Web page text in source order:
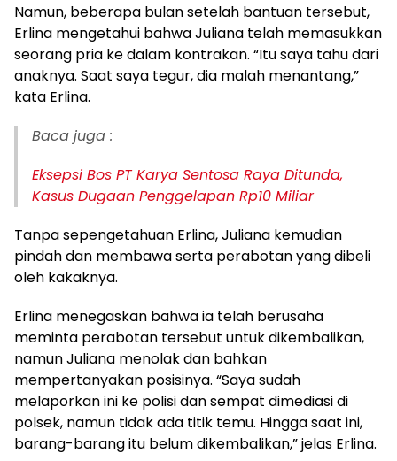
Namun, beberapa bulan setelah bantuan tersebut,
Erlina mengetahui bahwa Juliana telah memasukkan
seorang pria ke dalam kontrakan. “Itu saya tahu dari
anaknya. Saat saya tegur, dia malah menantang,”
kata Erlina.
Baca juga :
Eksepsi Bos PT Karya Sentosa Raya Ditunda,
Kasus Dugaan Penggelapan Rp10 Miliar
Tanpa sepengetahuan Erlina, Juliana kemudian
pindah dan membawa serta perabotan yang dibeli
oleh kakaknya.
Erlina menegaskan bahwa ia telah berusaha
meminta perabotan tersebut untuk dikembalikan,
namun Juliana menolak dan bahkan
mempertanyakan posisinya. “Saya sudah
melaporkan ini ke polisi dan sempat dimediasi di
polsek, namun tidak ada titik temu. Hingga saat ini,
barang-barang itu belum dikembalikan,” jelas Erlina.